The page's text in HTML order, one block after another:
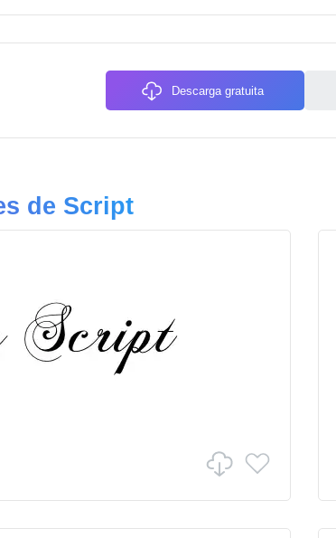
Descarga gratuita
de Script